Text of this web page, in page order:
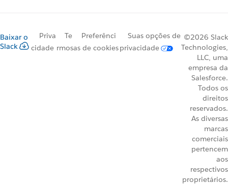
Baixar o
Slack
Priva
cidade
Te
rmos
Preferênci
as de cookies
Suas opções de
privacidade
©2026 Slack
Technologies,
LLC, uma
empresa da
Salesforce.
Todos os
direitos
reservados.
As diversas
marcas
comerciais
pertencem
aos
respectivos
proprietários.